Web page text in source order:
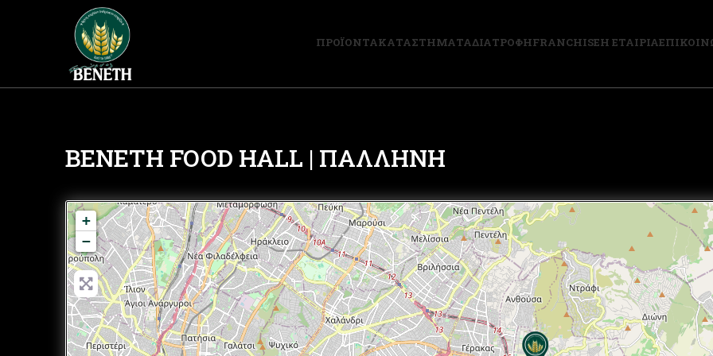
ΠΡΟΪΟΝΤΑΚΑΤΑΣΤΗΜΑΤΑΔΙΑΤΡΟΦΗFRANCHISEΗ ΕΤΑΙΡΙΑ
BENETH FOOD HALL | ΠΑΛΛΗΝΗ
+
−